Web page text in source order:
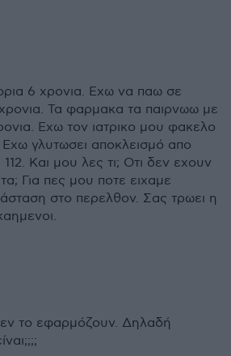
6 χρονια. Εχω να παω σε
Τα φαρμακα τα παιρνωω με
Εχω τον ιατρικο μου φακελο
γλυτωσει αποκλεισμό απο
Και μου λες τι; Οτι δεν εχουν
Για πες μου ποτε ειχαμε
στο περελθον. Σας τρωει η
το εφαρμόζουν. Δηλαδή